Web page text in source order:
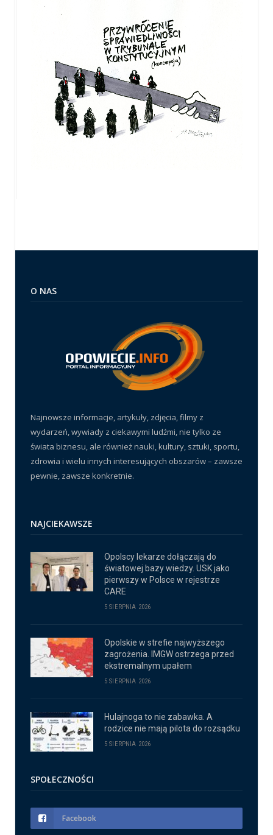
O NAS
Najnowsze informacje, artykuły, zdjęcia, filmy z
wydarzeń, wywiady z ciekawymi ludźmi, nie tylko ze
świata biznesu, ale również nauki, kultury, sztuki, sportu,
zdrowia i wielu innych interesujących obszarów – zawsze
pewnie, zawsze konkretnie.
NAJCIEKAWSZE
Opolscy lekarze dołączają do
światowej bazy wiedzy. USK jako
pierwszy w Polsce w rejestrze
CARE
5 SIERPNIA 2026
Opolskie w strefie najwyższego
zagrożenia. IMGW ostrzega przed
ekstremalnym upałem
5 SIERPNIA 2026
Hulajnoga to nie zabawka. A
rodzice nie mają pilota do rozsądku
5 SIERPNIA 2026
SPOŁECZNOŚCI
Facebook